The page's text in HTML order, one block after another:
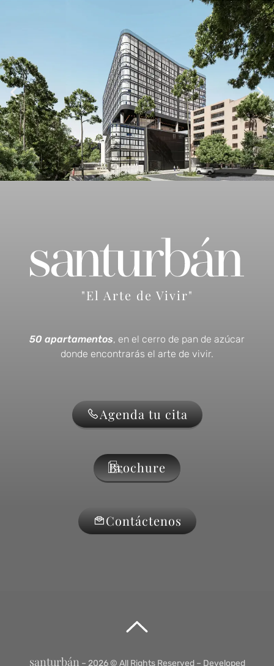
"El Arte de Vivir"
50 apartamentos, en el cerro de pan de azúcar
donde encontrarás el arte de vivir.
Agenda tu cita
Brochure
Contáctenos
santurbán – 2026 © All Rights Reserved– Developed